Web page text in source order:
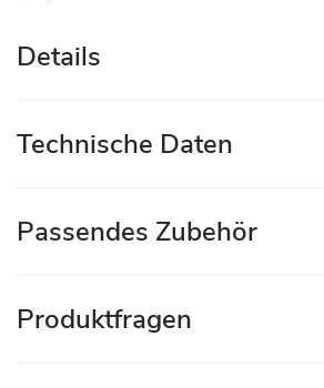
Details
Technische Daten
Passendes Zubehör
Produktfragen